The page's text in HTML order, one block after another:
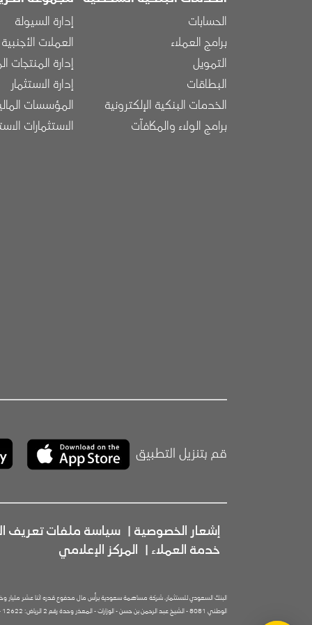
الحسابات
برامج العملاء
التمويل
البطاقات
الخدمات البنكية الإلكترونية
برامج الولاء والمكافآت
إدارة السيولة
العملات الأجنبية
إدارة المنتجات
إدارة الاستثمار
المؤسسات
الاستثمارات
قم بتنزيل التطبيق
إشعار الخصوصية| سياسة ملفات تعريف
خدمة العملاء| المركز الإعلامي
البنك السعودي للاستثمار، شركة مساهمة سعودية برأس مال مدفوع قدره اثنا عشر مليار وخمسمائة
الوطني 8081 - الشيخ عبد الرحمن بن حسن - الوزارات - المعذر وحدة رقم 2 الرياض: 12622 - 3144 المملكة العربية السعودية، الموقع الإلكتروني